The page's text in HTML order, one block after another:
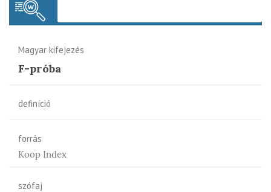
Magyar kifejezés
F-próba
definíció
forrás
Koop Index
szófaj